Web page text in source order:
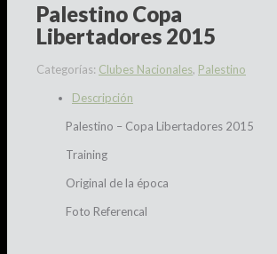
Palestino Copa
Libertadores 2015
Categorías: Clubes Nacionales, Palestino
Descripción
Palestino – Copa Libertadores 2015
Training
Original de la época
Foto Referencal